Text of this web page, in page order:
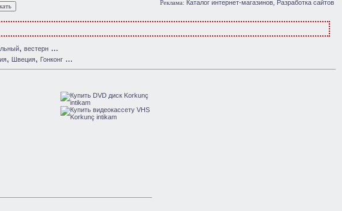
Реклама: Каталог интернет-магазинов Разработка сайтов
, вестерн ...
, Швеция, Гонконг ...